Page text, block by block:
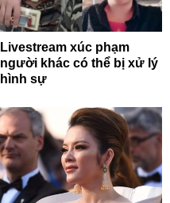
Livestream xúc phạm
người khác có thể bị xử lý
hình sự